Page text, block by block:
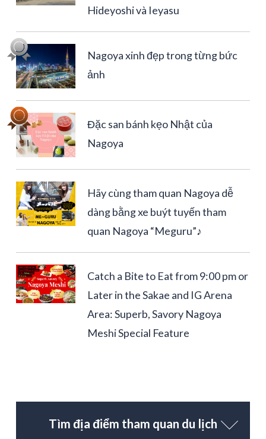
Hideyoshi và Ieyasu
Nagoya xinh đẹp trong từng bức
ảnh
Đặc san bánh kẹo Nhật của
Nagoya
Hãy cùng tham quan Nagoya dễ
dàng bằng xe buýt tuyến tham
quan Nagoya “Meguru”♪
Catch a Bite to Eat from 9:00 pm or
Later in the Sakae and IG Arena
Area: Superb, Savory Nagoya
Meshi Special Feature
Tìm địa điểm tham quan du lịch